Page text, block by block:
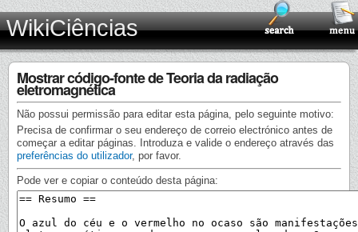
WikiCiências
Mostrar código-fonte de Teoria da radiação
eletromagnética
Não possui permissão para editar esta página, pelo seguinte motivo:
Precisa de confirmar o seu endereço de correio electrónico antes de
começar a editar páginas. Introduza e valide o endereço através das
preferências do utilizador, por favor.
Pode ver e copiar o conteúdo desta página: